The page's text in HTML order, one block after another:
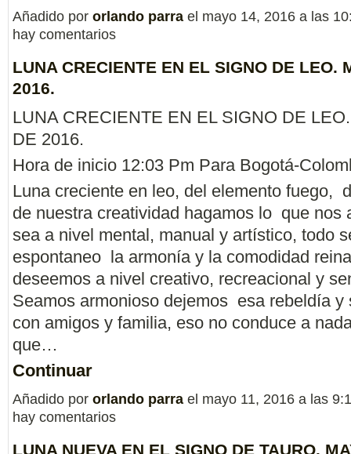
Añadido por orlando parra el mayo 14, 2016 a las
hay comentarios
LUNA CRECIENTE EN EL SIGNO DE LEO.
2016.
LUNA CRECIENTE EN EL SIGNO DE
DE 2016.
Hora de inicio 12:03 Pm Para Bogotá-
Luna creciente en leo, del elemento fuego,
de nuestra creatividad hagamos lo que nos
sea a nivel mental, manual y artístico, todo
espontaneo la armonía y la comodidad
deseemos a nivel creativo, recreacional y
Seamos armonioso dejemos esa rebeldía y
con amigos y familia, eso no conduce a
que…
Continuar
Añadido por orlando parra el mayo 11, 2016 a las
hay comentarios
LUNA NUEVA EN EL SIGNO DE TAURO.